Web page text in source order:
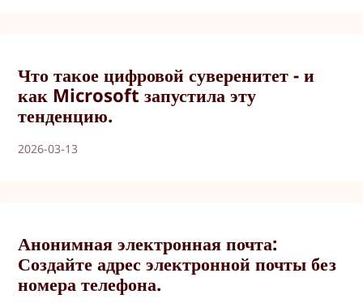
Что такое цифровой суверенитет - и
как Microsoft запустила эту
тенденцию.
2026-03-13
Анонимная электронная почта:
Создайте адрес электронной почты без
номера телефона.